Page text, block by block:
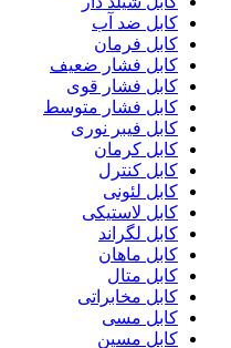
کابل ضد آب
کابل فرمان
کابل فشار ضعیف
کابل فشار قوی
کابل فشار متوسط
کابل فیبر نوری
کابل کرمان
کابل کنترل
کابل لئونی
کابل لاستیکی
کابل لگراند
کابل ماهان
کابل متال
کابل مخابراتی
کابل مسی
کابل مسین